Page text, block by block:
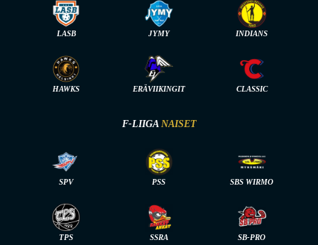
LASB JYMY INDIANS
HAWKS ERÄVIIKINGIT CLASSIC
F-LIIGA NAISET
SPV PSS SBS WIRMO
TPS SSRA SB-PRO